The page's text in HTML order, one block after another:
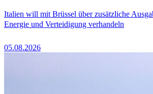
Italien will mit Brüssel über zusätzliche
Energie und Verteidigung verhandeln
05.08.2026